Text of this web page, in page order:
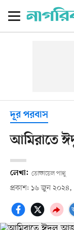
দূর পরবাস
আমিরাতে
লেখা: তোফায়েল পাপ্পু
প্রকাশ: ১৬ জুন